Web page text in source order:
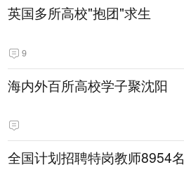
英国多所高校"抱团"求生
9
海内外百所高校学子聚沈阳
全国计划招聘特岗教师8954名